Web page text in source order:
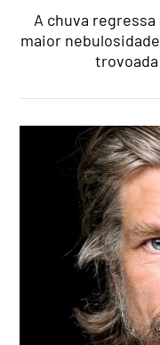
A chuva
maior